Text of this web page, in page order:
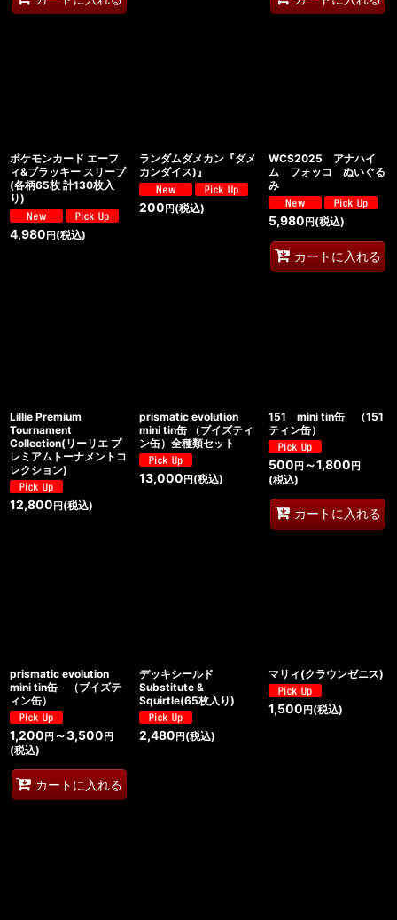
ポケモンカード エーフ
ィ&ブラッキー スリーブ
(各柄65枚 計130枚入
り)
4,980 円 (税込)
ランダムダメカン『ダメ
カンダイス)』
200 円(税込)
WCS2025 アナハイ
ム フォッコ ぬいぐる
み
5,980 円(税込)
カートに入れる
Lillie Premium
Tournament
Collection(リーリエ プ
レミアムトーナメントコ
レクション)
12,800 円 (税込)
prismatic evolution
mini tin缶 （ブイズティ
ン缶）全種類セット
13,000 円(税込)
151 mini tin缶 （151
ティン缶）
500 円～1,800 円
(税込)
カートに入れる
prismatic evolution
mini tin缶 （ブイズテ
ィン缶）
1,200 円 ～3,500 円
(税込)
カートに入れる
デッキシールド
Substitute &
Squirtle(65枚入り)
2,480 円(税込)
マリィ(クラウンゼニス)
1,500 円(税込)